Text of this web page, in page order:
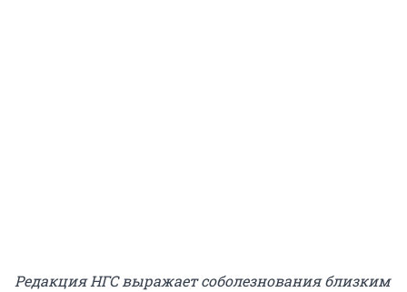
Редакция НГС выражает соболезнования близким